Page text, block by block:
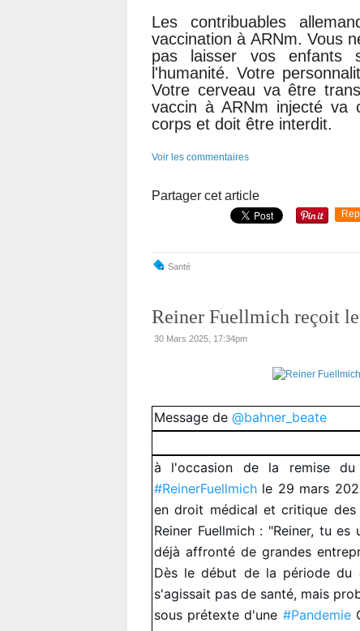
Les contribuables
vaccination à ARNm. Vous
pas laisser vos enfants
l'humanité. Votre
Votre cerveau va être
vaccin à ARNm injecté va
corps et doit être interdit.
Voir les commentaires
Partager cet article
Santé
Reiner Fuellmich reçoit
30 Mars 2025, 17:34pm
Message de @bahner_beate
à l'occasion de la remise
#ReinerFuellmichle 29 mars
en droit médical et critique des
Reiner Fuellmich : "Reiner, tu
déjà affronté de grandes
Dès le début de la période du
s'agissait pas de santé, mais
sous prétexte d'une #Pandemie